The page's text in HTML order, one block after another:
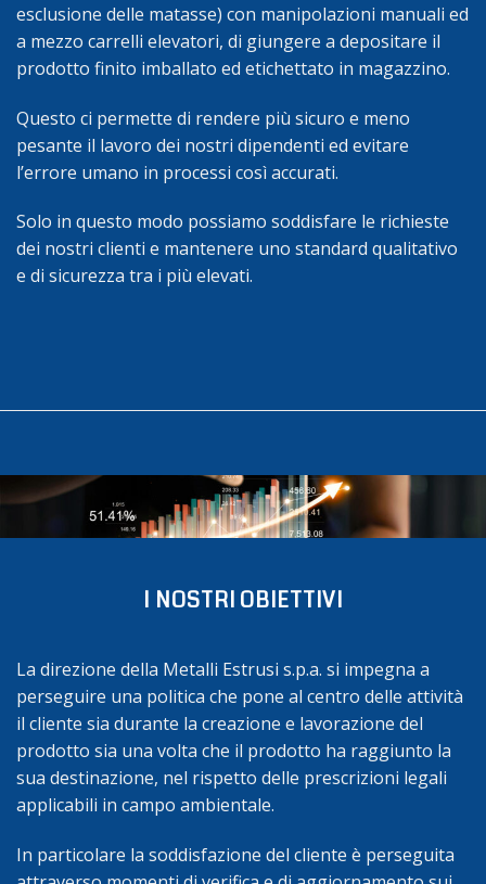
esclusione delle matasse) con manipolazioni manuali ed
a mezzo carrelli elevatori, di giungere a depositare il
prodotto finito imballato ed etichettato in magazzino.
Questo ci permette di rendere più sicuro e meno
pesante il lavoro dei nostri dipendenti ed evitare
l’errore umano in processi così accurati.
Solo in questo modo possiamo soddisfare le richieste
dei nostri clienti e mantenere uno standard qualitativo
e di sicurezza tra i più elevati.
I NOSTRI OBIETTIVI
La direzione della Metalli Estrusi s.p.a. si impegna a
perseguire una politica che pone al centro delle attività
il cliente sia durante la creazione e lavorazione del
prodotto sia una volta che il prodotto ha raggiunto la
sua destinazione, nel rispetto delle prescrizioni legali
applicabili in campo ambientale.
In particolare la soddisfazione del cliente è perseguita